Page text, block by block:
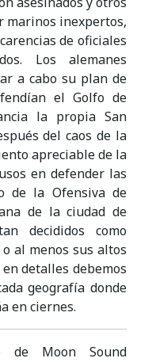
marinos inexpertos,
de oficiales
Los alemanes
a cabo su plan de
el Golfo de
la propia San
del caos de la
apreciable de la
en defender las
de la Ofensiva de
de la ciudad de
decididos como
al menos sus altos
detalles debemos
geografía donde
en ciernes.
de Moon Sound